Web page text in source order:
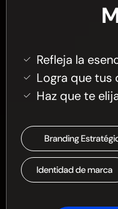
Refleja la
Logra que tus
Haz que te
Branding
Identidad de marca